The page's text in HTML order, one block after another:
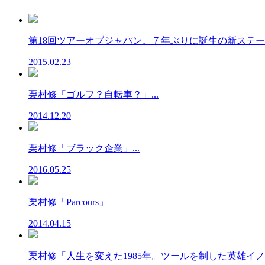
第18回ツアーオブジャパン。７年ぶりに誕生の新ステ
2015.02.23
栗村修「ゴルフ？自転車？」...
2014.12.20
栗村修「ブラック企業」...
2016.05.25
栗村修「Parcours」
2014.04.15
栗村修「人生を変えた1985年。ツールを制した英雄イ